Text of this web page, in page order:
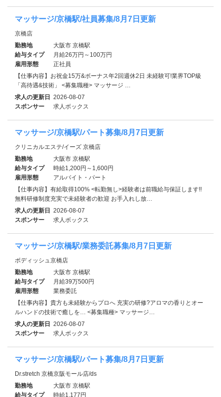
マッサージ/京橋駅/社員募集/8月7日更新
京橋店
勤務地
大阪市 京橋駅
給与タイプ
月給26万円～100万円
雇用形態
正社員
【仕事内容】お祝金15万&ボーナス年2回週休2日 未経験可!業界TOP級
「高待遇&技術」 <募集職種> マッサージ …
求人の更新日 2026-08-07
スポンサー
求人ボックス
マッサージ/京橋駅/パート募集/8月7日更新
クリニカルエステ/イーズ 京橋店
勤務地
大阪市 京橋駅
給与タイプ
時給1,200円～1,600円
雇用形態
アルバイト・パート
【仕事内容】有給取得100% <転勤無し>経験者は前職給与保証します!!
無料研修制度充実で未経験者の歓迎 お手入れし放…
求人の更新日 2026-08-07
スポンサー
求人ボックス
マッサージ/京橋駅/業務委託募集/8月7日更新
ボディッシュ京橋店
勤務地
大阪市 京橋駅
給与タイプ
月給39万500円
雇用形態
業務委託
【仕事内容】貴方も未経験からプロへ 充実の研修?アロマの香りとオー
ルハンドの技術で癒しを… <募集職種> マッサージ…
求人の更新日 2026-08-07
スポンサー
求人ボックス
マッサージ/京橋駅/パート募集/8月7日更新
Dr.stretch 京橋京阪モール店/ds
勤務地
大阪市 京橋駅
給与タイプ
時給1,177円